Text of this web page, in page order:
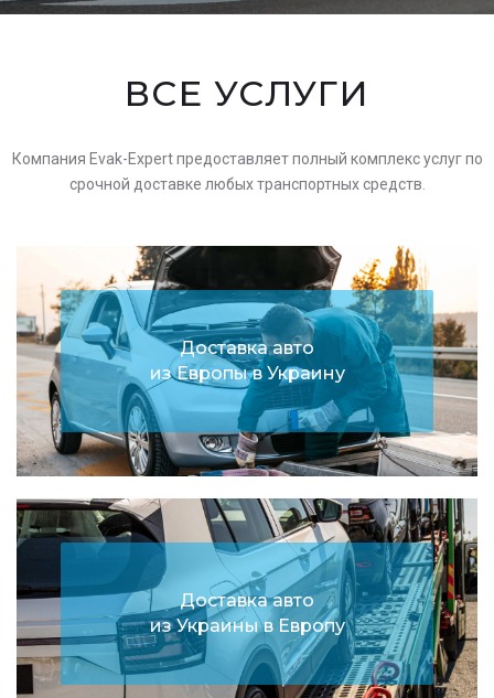
ВСЕ УСЛУГИ
Компания Evak-Expert предоставляет полный комплекс услуг по
срочной доставке любых транспортных средств.
Доставка авто
из Европы в Украину
Доставка авто
из Украины в Европу